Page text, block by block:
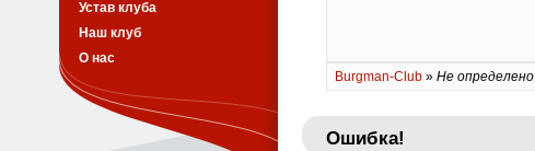
Burgman-Club» Не определено
Ошибка!
Устав клуба
Наш клуб
О нас